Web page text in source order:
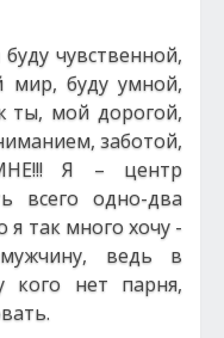
чувственной,
мир, буду умной,
ты, мой дорогой,
заботой,
Я – центр
всего одно-два
я так много хочу -
ведь в
кого нет парня,